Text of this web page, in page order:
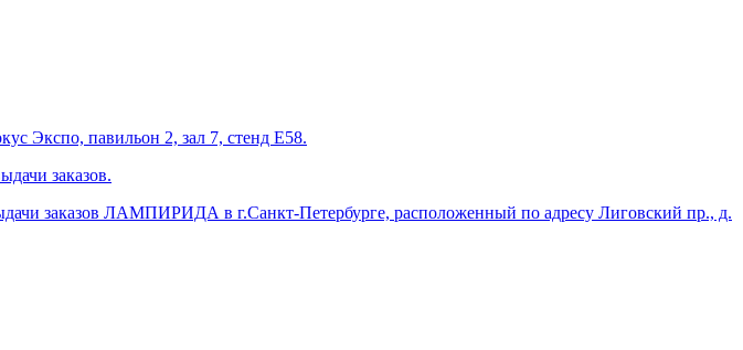
Экспо, павильон 2, зал 7, стенд Е58.
заказов ЛАМПИРИДА в г.Санкт-Петербурге, расположенный по адресу Лиговский пр., д.